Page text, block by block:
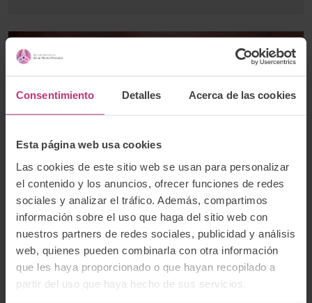
Consentimiento Detalles Acerca de las cookies
Esta página web usa cookies
Las cookies de este sitio web se usan para personalizar
el contenido y los anuncios, ofrecer funciones de redes
sociales y analizar el tráfico. Además, compartimos
información sobre el uso que haga del sitio web con
nuestros partners de redes sociales, publicidad y análisis
web, quienes pueden combinarla con otra información
que les haya proporcionado o que hayan recopilado a
partir del uso que haya hecho de sus servicios.
Investigación Salud mental perinatal
Memoria resumen de nuestro 2024: